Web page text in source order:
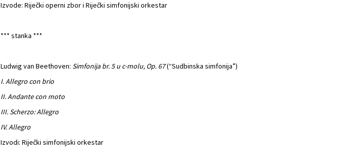
Izvode: Riječki operni zbor i Riječki simfonijski orkestar
*** stanka ***
Ludwig van Beethoven: Simfonija br. 5 u c-molu, Op. 67(“Sudbinska simfonija”)
I. Allegro con brio
II. Andante con moto
III. Scherzo: Allegro
IV. Allegro
Izvodi: Riječki simfonijski orkestar